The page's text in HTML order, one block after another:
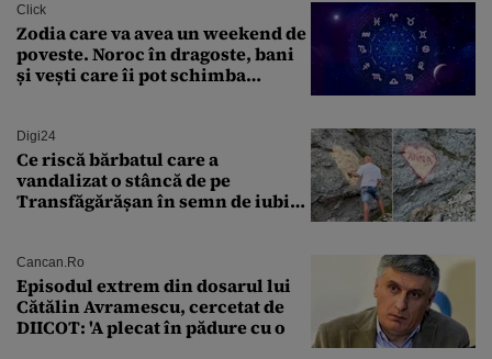
Click
Zodia care va avea un weekend de
poveste. Noroc în dragoste, bani
și vești care îi pot schimba
Digi24
Ce riscă bărbatul care a
vandalizat o stâncă de pe
Transfăgărășan în semn de iubire
Cancan.ro
Episodul extrem din dosarul lui
Cătălin Avramescu, cercetat de
DIICOT: 'A plecat în pădure cu o